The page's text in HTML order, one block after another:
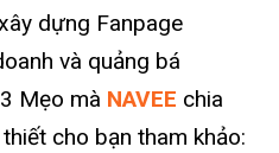
dựng Fanpage
và quảng bá
Mẹo mà NAVEE chia
cho bạn tham khảo: